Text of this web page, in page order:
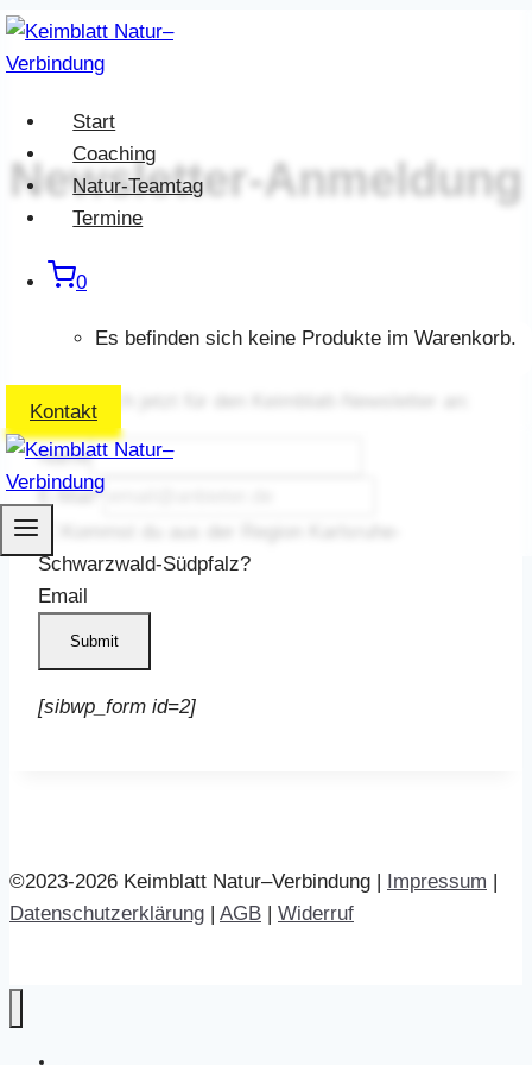
Zum
Inhalt
Start
Coaching
Natur-Teamtag
Termine
0
Es befinden sich keine Produkte im Warenkorb.
Kontakt
Newsletter-Anmeldung
Melde dich jetzt für den Keimblatt-Newsletter an:
Name
E-Mail*
Schwarzwald-Südpfalz?
Email
Submit
[sibwp_form id=2]
©2023-2026 Keimblatt Natur–Verbindung | Impressum
Datenschutzerklärung
AGB Widerruf